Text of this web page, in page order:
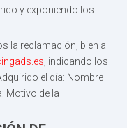
y exponiendo los
la reclamación, bien a
, indicando los
el día: Nombre
Motivo de la